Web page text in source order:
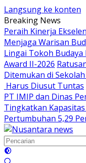
Langsung ke konten
Breaking News
Peraih Kinerja
Menjaga Warisan
Lingai Tokoh Budaya
Award II-2026
Ditemukan di
Harus Diusut Tuntas
PT IMIP dan Dinas
Tingkatkan
Pertumbuhan 5,29